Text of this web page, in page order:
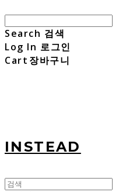
Search 검색
Log In 로그인
Cart 장바구니
INSTEAD